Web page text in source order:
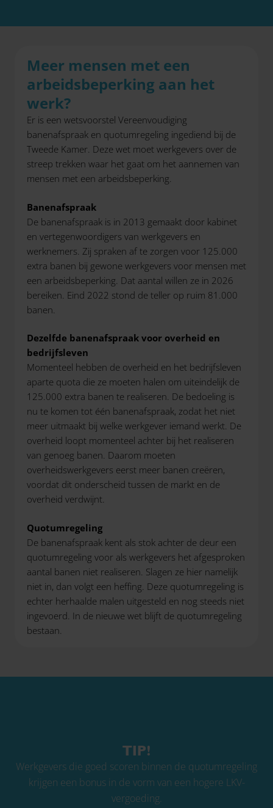
Meer mensen met een
arbeidsbeperking aan het
werk?
Er is een wetsvoorstel Vereenvoudiging
banenafspraak en quotumregeling ingediend bij de
Tweede Kamer. Deze wet moet werkgevers over de
streep trekken waar het gaat om het aannemen van
mensen met een arbeidsbeperking.
Banenafspraak
De banenafspraak is in 2013 gemaakt door kabinet
en vertegenwoordigers van werkgevers en
werknemers. Zij spraken af te zorgen voor 125.000
extra banen bij gewone werkgevers voor mensen met
een arbeidsbeperking. Dat aantal willen ze in 2026
bereiken. Eind 2022 stond de teller op ruim 81.000
banen.
Dezelfde banenafspraak voor overheid en
bedrijfsleven
Momenteel hebben de overheid en het bedrijfsleven
aparte quota die ze moeten halen om uiteindelijk de
125.000 extra banen te realiseren. De bedoeling is
nu te komen tot één banenafspraak, zodat het niet
meer uitmaakt bij welke werkgever iemand werkt. De
overheid loopt momenteel achter bij het realiseren
van genoeg banen. Daarom moeten
overheidswerkgevers eerst meer banen creëren,
voordat dit onderscheid tussen de markt en de
overheid verdwijnt.
Quotumregeling
De banenafspraak kent als stok achter de deur een
quotumregeling voor als werkgevers het afgesproken
aantal banen niet realiseren. Slagen ze hier namelijk
niet in, dan volgt een heffing. Deze quotumregeling is
echter herhaalde malen uitgesteld en nog steeds niet
ingevoerd. In de nieuwe wet blijft de quotumregeling
bestaan.
TIP!
Werkgevers die goed scoren binnen de quotumregeling
krijgen een bonus in de vorm van een hogere LKV-
vergoeding.